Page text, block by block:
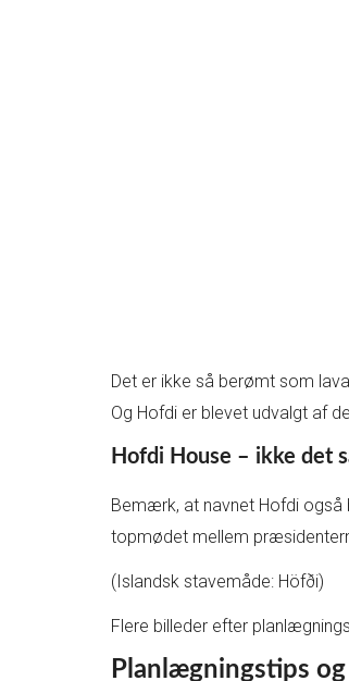
Det er ikke så berømt som
Og Hofdi er blevet udvalgt af
Hofdi House – ikke det
Bemærk, at navnet Hofdi også
topmødet mellem
(Islandsk stavemåde: Höfði)
Flere billeder efter
Planlægningstips